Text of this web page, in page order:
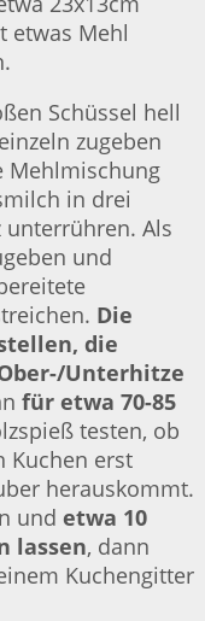
etwas Mehl
Schüssel hell
zugeben
Mehlmischung
in drei
Als
und
Die
die
Unterhitze
für etwa 70-85
testen, ob
Kuchen erst
herauskommt.
und etwa 10
lassen, dann
Kuchengitter